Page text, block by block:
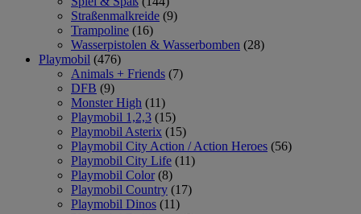
Straßenmalkreide (9)
Trampoline (16)
Wasserpistolen & Wasserbomben (28)
Playmobil (476)
Animals + Friends (7)
DFB (9)
Monster High (11)
Playmobil 1,2,3 (15)
Playmobil Asterix (15)
Playmobil City Action / Action Heroes (56)
Playmobil City Life (11)
Playmobil Color (8)
Playmobil Country (17)
Playmobil Dinos (11)